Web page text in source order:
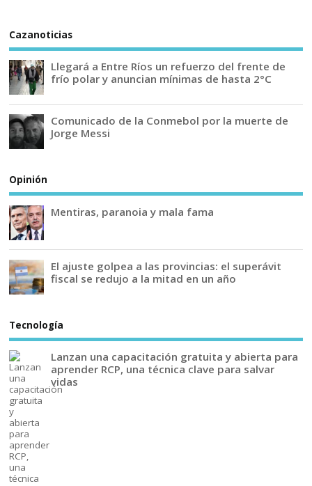
Cazanoticias
Llegará a Entre Ríos un refuerzo del frente de
frío polar y anuncian mínimas de hasta 2°C
Comunicado de la Conmebol por la muerte de
Jorge Messi
Opinión
Mentiras, paranoia y mala fama
El ajuste golpea a las provincias: el superávit
fiscal se redujo a la mitad en un año
Tecnología
Lanzan una capacitación gratuita y abierta para
aprender RCP, una técnica clave para salvar
vidas